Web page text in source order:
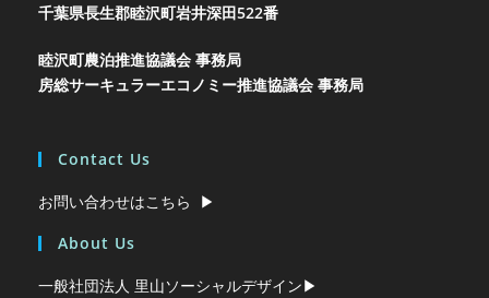
千葉県長生郡睦沢町岩井深田522番
睦沢町農泊推進協議会 事務局
房総サーキュラーエコノミー推進協議会 事務局
Contact Us
お問い合わせはこちら ▶︎
About Us
一般社団法人 里山ソーシャルデザイン▶︎